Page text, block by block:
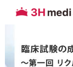
臨床試
クルート